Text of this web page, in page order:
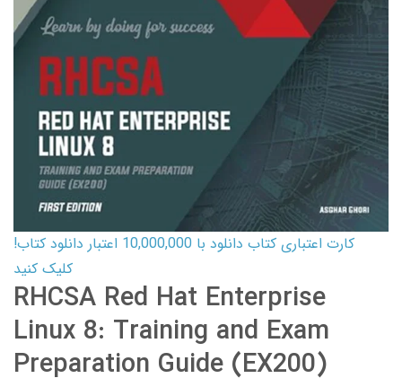
کارت اعتباری کتاب دانلود با 10,000,000 اعتبار دانلود کتاب!
کلیک کنید
RHCSA Red Hat Enterprise
Linux 8: Training and Exam
Preparation Guide (EX200)